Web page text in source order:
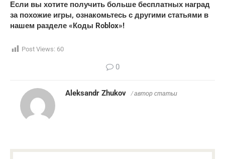
Если вы хотите получить больше бесплатных наград
за похожие игры, ознакомьтесь с другими статьями в
нашем разделе «Коды Roblox»!
Post Views: 60
0
Aleksandr Zhukov / автор статьи